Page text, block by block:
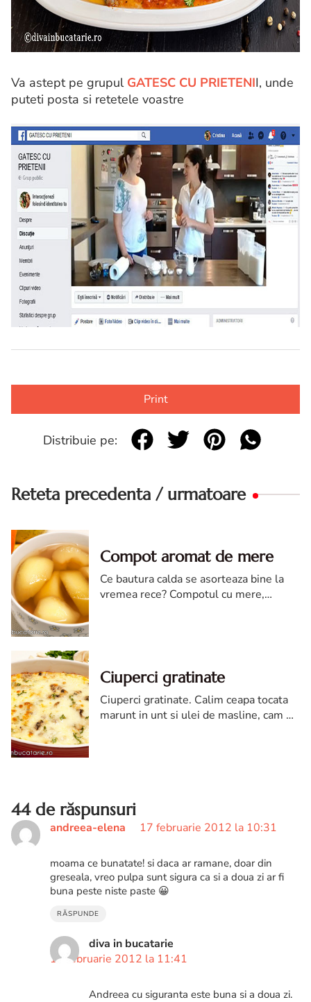
Va astept pe grupul GATESC CU PRIETENII, unde
puteti posta si retetele voastre
Print
Distribuie pe:
Reteta precedenta / urmatoare
Compot aromat de mere
Ce bautura calda se asorteaza bine la
vremea rece? Compotul cu mere,
Ciuperci gratinate
Ciuperci gratinate. Calim ceapa tocata
marunt in unt si ulei de masline, cam 3-
44 de răspunsuri
andreea-elena 17 februarie 2012 la 10:31
moama ce bunatate! si daca ar ramane, doar din
greseala, vreo pulpa sunt sigura ca si a doua zi ar fi
buna peste niste paste 😀
RĂSPUNDE
diva in bucatarie
17 februarie 2012 la 11:41
Andreea cu siguranta este buna si a doua zi.